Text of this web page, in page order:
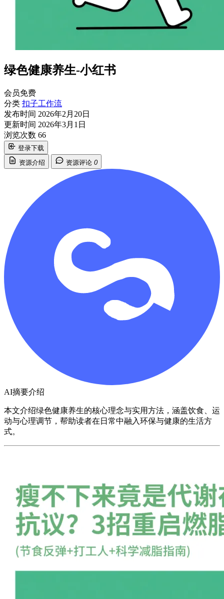
绿色健康养生-小红书
会员免费
分类 扣子工作流
发布时间 2026年2月20日
更新时间 2026年3月1日
浏览次数 66
登录下载
资源介绍
资源评论 0
AI摘要介绍
本文介绍绿色健康养生的核心理念与实用方法，涵盖饮食、运
动与心理调节，帮助读者在日常中融入环保与健康的生活方
式。